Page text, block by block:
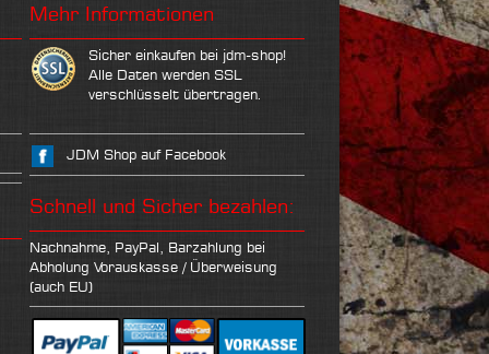
Mehr Informationen
Sicher einkaufen bei jdm-shop!
Alle Daten werden SSL
verschlüsselt übertragen.
JDM Shop auf Facebook
Schnell und Sicher bezahlen:
Nachnahme, PayPal, Barzahlung bei
Abholung Vorauskasse / Überweisung
(auch EU)